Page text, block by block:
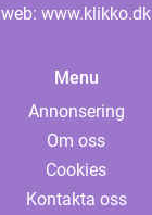
web: www.klikko.dk
Menu
Annonsering
Om oss
Cookies
Kontakta oss